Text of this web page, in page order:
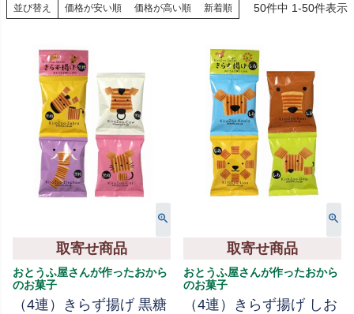
並び替え 価格が安い順 価格が高い順 新着順 50件中 1-50件表示
取寄せ商品
おとうふ屋さんが作ったおから
のお菓子
（4連）きらず揚げ 黒糖
取寄せ商品
おとうふ屋さんが作ったおから
のお菓子
（4連）きらず揚げ しお